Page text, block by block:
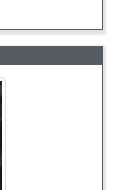
Morris. Desde
É membro da
do IASP –
ativamente de